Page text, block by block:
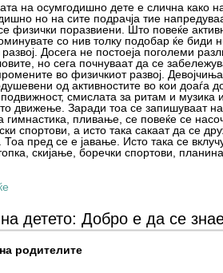
на осумгодишно дете е слична како
но на сите подрачја тие
физички поразвиени. Што повеќе
со нив толку подобар ќе биди
Досега не постоеја поголеми
но сега почнуваат да се
во физичкиот развој.
од активностите во кои доаѓа
смислата за ритам и музика и
движење. Заради тоа се запишуваат
гимнастика, пливање, се повеќе се
спортови, а исто така сакаат да се
Тоа пред се е јавање. Исто така се
скијање, боречки спортови,
на детето: Добро е да се
родителите